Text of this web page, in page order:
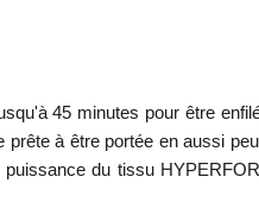
45 minutes pour être
à être portée en aussi
du tissu